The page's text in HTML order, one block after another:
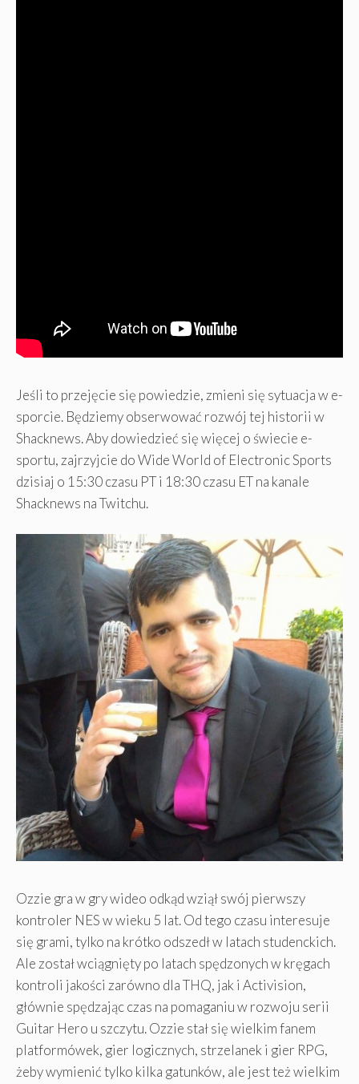
Jeśli to przejęcie się powiedzie, zmieni się sytuacja w e-
sporcie. Będziemy obserwować rozwój tej historii w
Shacknews. Aby dowiedzieć się więcej o świecie e-
sportu, zajrzyjcie do Wide World of Electronic Sports
dzisiaj o 15:30 czasu PT i 18:30 czasu ET na kanale
Shacknews na Twitchu.
Ozzie gra w gry wideo odkąd wziął swój pierwszy
kontroler NES w wieku 5 lat. Od tego czasu interesuje
się grami, tylko na krótko odszedł w latach studenckich.
Ale został wciągnięty po latach spędzonych w kręgach
kontroli jakości zarówno dla THQ, jak i Activision,
głównie spędzając czas na pomaganiu w rozwoju serii
Guitar Hero u szczytu. Ozzie stał się wielkim fanem
platformówek, gier logicznych, strzelanek i gier RPG,
żeby wymienić tylko kilka gatunków, ale jest też wielkim